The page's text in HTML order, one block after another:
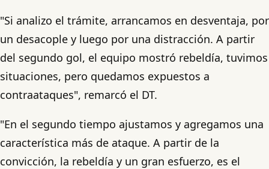
"Si analizo el trámite, arrancamos en desventaja, por
un desacople y luego por una distracción. A partir
del segundo gol, el equipo mostró rebeldía, tuvimos
situaciones, pero quedamos expuestos a
contraataques", remarcó el DT.
"En el segundo tiempo ajustamos y agregamos una
característica más de ataque. A partir de la
convicción, la rebeldía y un gran esfuerzo, es el